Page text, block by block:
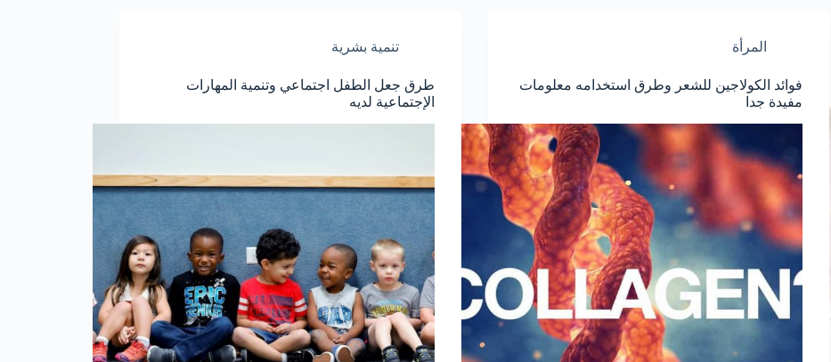
المرأة
فوائد الكولاجين للشعر وطرق استخدامه معلومات
مفيدة جدا
تنمية بشرية
طرق جعل الطفل اجتماعي وتنمية المهارات
الإجتماعية لديه